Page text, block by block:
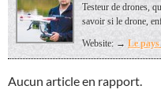
Testeur de drones,
savoir si le drone,
Website: → Le
Aucun article en rapport.